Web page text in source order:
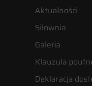
Aktualności
Siłownia
Galeria
Klauzula
Deklaracja